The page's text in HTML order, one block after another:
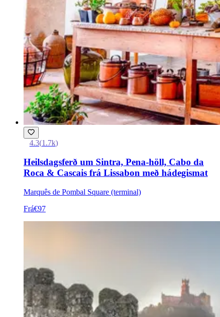
4.3(1.7k)
Heilsdagsferð um Sintra, Pena-höll, Cabo da
Roca & Cascais frá Lissabon með hádegismat
Marquês de Pombal Square (terminal)
Frá€97